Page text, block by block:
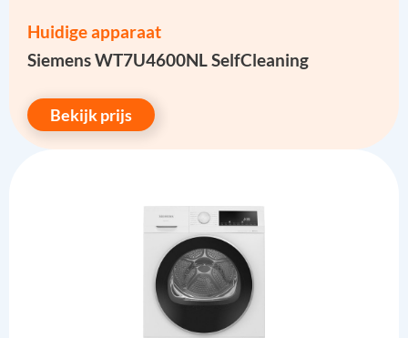
Huidige apparaat
Siemens WT7U4600NL SelfCleaning
Bekijk prijs